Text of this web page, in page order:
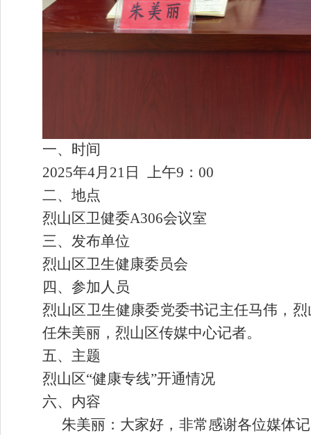
一、 时间
2025年4月 21 日 上午9 ： 00
二、地点
烈山区卫健委A306会议室
三、发布单位
烈山区卫生健康委员会
四、参加人员
烈山区卫生健康委党委书记主任马伟，
任朱美丽， 烈山区传媒中心记者。
五、主题
烈山区“健康专线”开通情况
六、内容
朱美丽 ：大家好，非常感谢各位媒体